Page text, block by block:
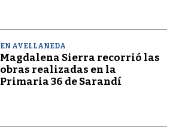
EN AVELLANEDA
Magdalena Sierra recorrió las
obras realizadas en la
Primaria 36 de Sarandí